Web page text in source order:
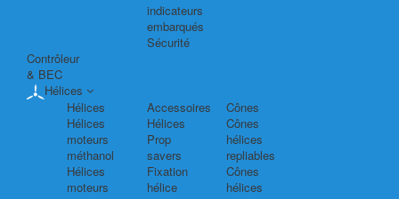
indicateurs
embarqués
Sécurité
Contrôleur
& BEC
Hélices
Hélices
Hélices
moteurs
méthanol
Hélices
moteurs
Accessoires
Hélices
Prop
savers
Fixation
hélice
Cônes
Cônes
hélices
repliables
Cônes
hélices